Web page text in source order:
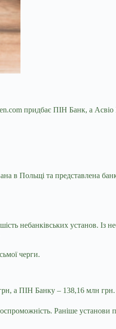
придбає ПІН Банк, а Асвіо
в Польщі та представлена
небанківських установ. Із
черги.
а ПІН Банку – 138,16 млн грн.
Раніше установи